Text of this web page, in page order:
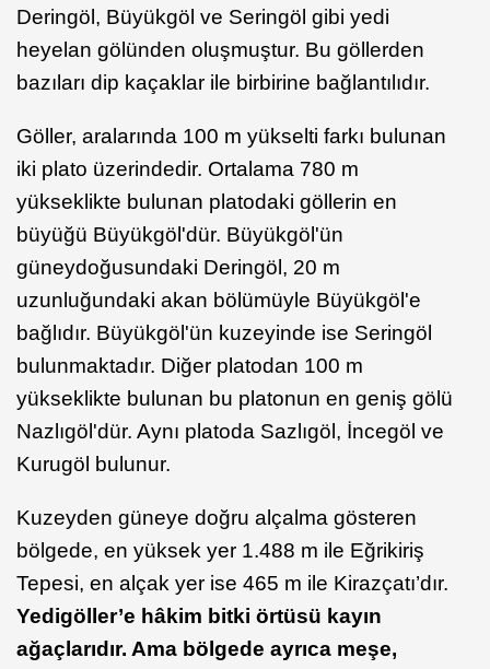
Deringöl, Büyükgöl ve Seringöl gibi yedi
heyelan gölünden oluşmuştur. Bu göllerden
bazıları dip kaçaklar ile birbirine bağlantılıdır.
Göller, aralarında 100 m yükselti farkı bulunan
iki plato üzerindedir. Ortalama 780 m
yükseklikte bulunan platodaki göllerin en
büyüğü Büyükgöl'dür. Büyükgöl'ün
güneydoğusundaki Deringöl, 20 m
uzunluğundaki akan bölümüyle Büyükgöl'e
bağlıdır. Büyükgöl'ün kuzeyinde ise Seringöl
bulunmaktadır. Diğer platodan 100 m
yükseklikte bulunan bu platonun en geniş gölü
Nazlıgöl'dür. Aynı platoda Sazlıgöl, İncegöl ve
Kurugöl bulunur.
Kuzeyden güneye doğru alçalma gösteren
bölgede, en yüksek yer 1.488 m ile Eğrikiriş
Tepesi, en alçak yer ise 465 m ile Kirazçatı’dır.
Yedigöller’e hâkim bitki örtüsü kayın
ağaçlarıdır. Ama bölgede ayrıca meşe,